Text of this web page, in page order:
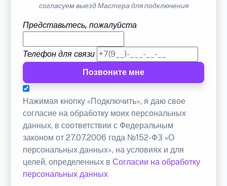
согласуем выезд Мастера для подключения
Представьтесь, пожалуйста
Телефон для связи
Позвоните мне
Нажимая кнопку «Подключить», я даю свое
согласие на обработку моих персональных
данных, в соответствии с Федеральным
законом от 27.07.2006 года №152-ФЗ «О
персональных данных», на условиях и для
целей, определенных в Согласии на обработку
персональных данных